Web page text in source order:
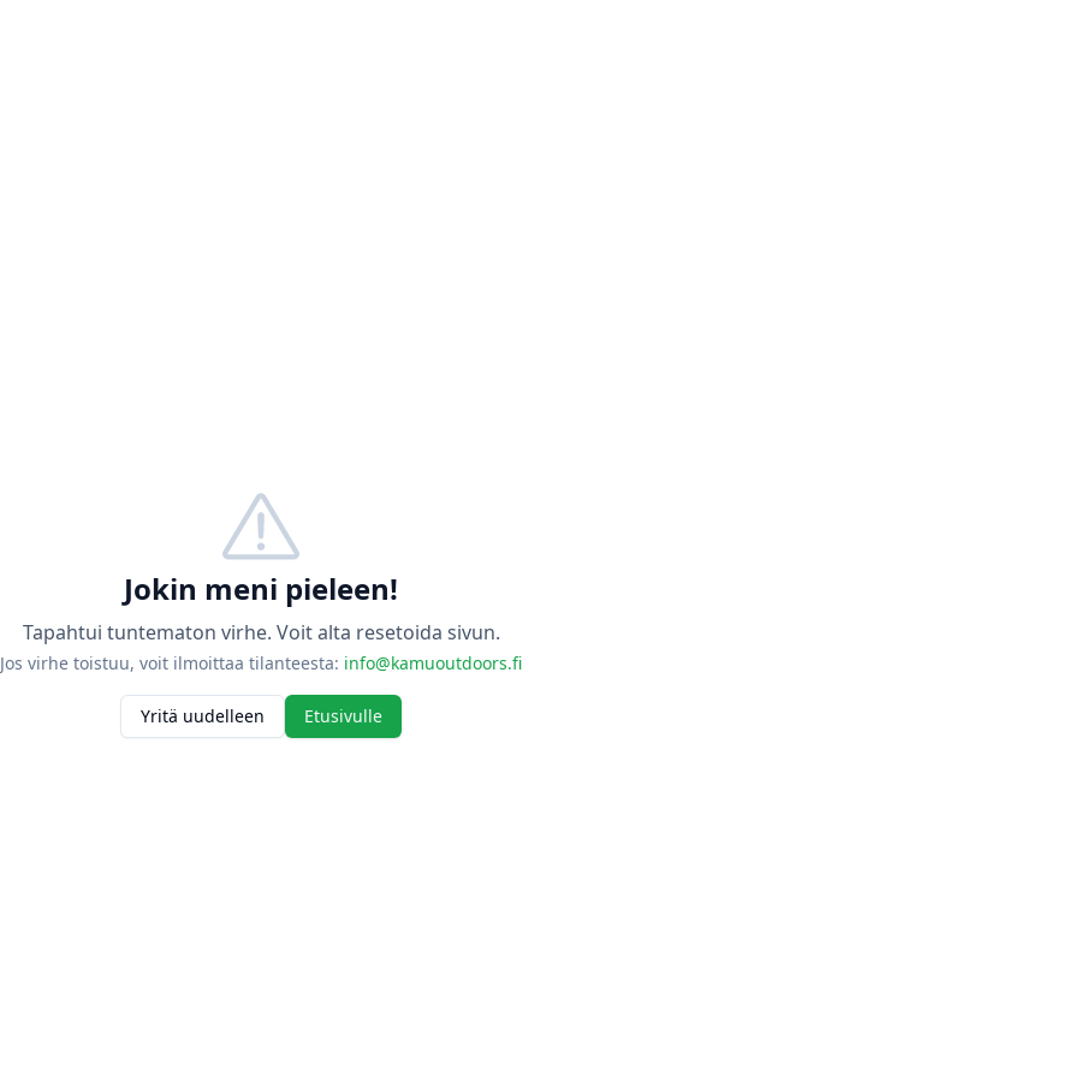
Jokin meni pieleen!
Tapahtui tuntematon virhe. Voit alta resetoida sivun.
Jos virhe toistuu, voit ilmoittaa tilanteesta: info@kamuoutdoors.fi
Yritä uudelleen Etusivulle